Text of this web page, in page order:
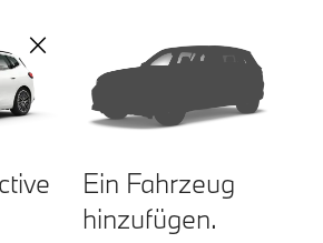
Ein Fahrzeug
hinzufügen.